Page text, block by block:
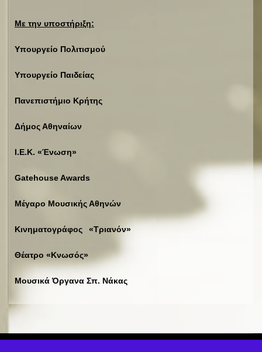
Με την υποστήριξη:
Υπουργείο Πολιτισμού
Υπουργείο Παιδείας
Πανεπιστήμιο Κρήτης
Δήμος Αθηναίων
Ι.Ε.Κ. «Ένωση»
Gatehouse Awards
Μέγαρο Μουσικής Αθηνών
Κινηματογράφος «Τριανόν»
Θέατρο «Κνωσός»
Μουσικά Όργανα Σπ. Νάκας